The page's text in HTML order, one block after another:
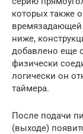
которых также
времязадающей
ниже,
добавлено еще
физически
логически он
таймера.
После подачи
(выходе)